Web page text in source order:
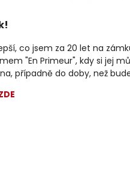
co jsem za 20 let na
"En Primeur", kdy si jej
případně do doby, než